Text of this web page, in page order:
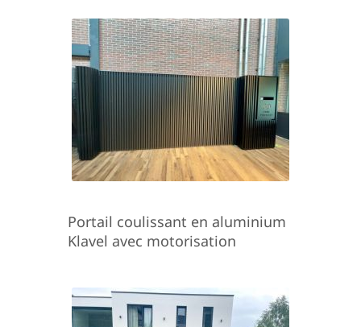
Portail coulissant en aluminium
Klavel avec motorisation